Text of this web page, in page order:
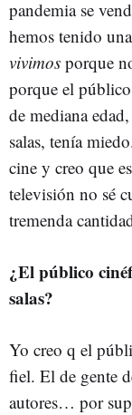
pandemia se
hemos tenido
vivimos porque
porque el
de mediana
salas, tenía
cine y creo que
televisión no sé
tremenda
¿El público
salas?
Yo creo q el
fiel. El de gente
autores… por